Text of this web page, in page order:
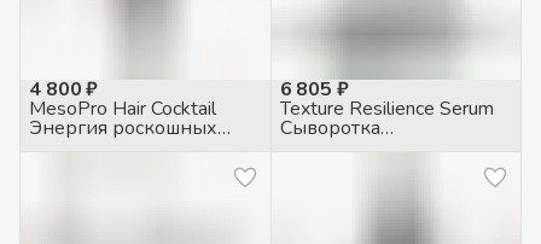
4 800 ₽
MesoPro Hair Cocktail
Энергия роскошных
6 805 ₽
Texture Resilience Serum
Сыворотка
укрепляющая, 30мл